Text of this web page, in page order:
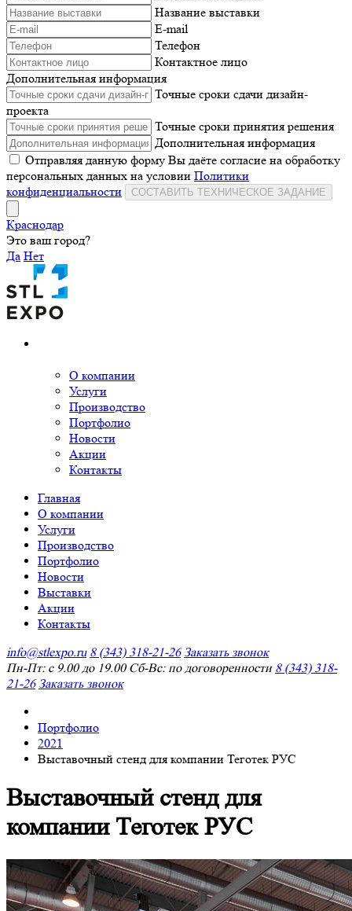
Название выставки
E-mail
Телефон
Контактное лицо
Дополнительная информация
Точные сроки сдачи дизайн-
проекта
Точные сроки принятия решения
Дополнительная информация
Отправляя данную форму Вы даёте согласие на обработку
персональных данных на условии Политики
конфиденциальности
СОСТАВИТЬ ТЕХНИЧЕСКОЕ ЗАДАНИЕ
Краснодар
Это ваш город?
Да Нет
О компании
Услуги
Производство
Портфолио
Новости
Акции
Контакты
Главная
О компании
Услуги
Производство
Портфолио
Новости
Выставки
Акции
Контакты
info@stlexpo.ru 8 (343) 318-21-26 Заказать звонок
Пн-Пт: с 9.00 до 19.00 Сб-Вс: по договоренности 8 (343) 318-
21-26 Заказать звонок
Портфолио
2021
Выставочный стенд для компании Теготек РУС
Выставочный стенд для
компании Теготек РУС